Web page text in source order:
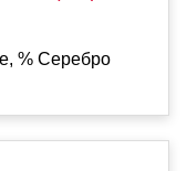
% Серебро